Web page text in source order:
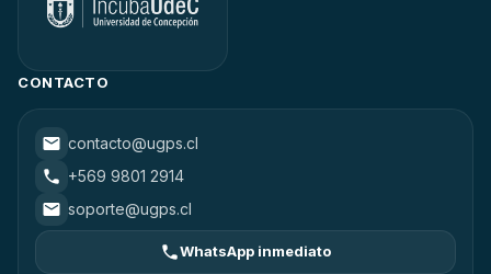
CONTACTO
contacto@ugps.cl
+569 9801 2914
soporte@ugps.cl
WhatsApp inmediato